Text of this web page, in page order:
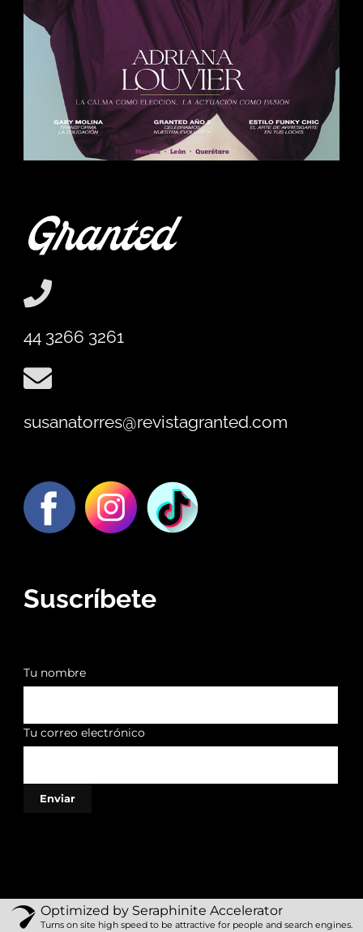
44 3266 3261
susanatorres@revistagranted.com
Suscríbete
Tu nombre
Tu correo electrónico
Optimized by Seraphinite Accelerator
Turns on site high speed to be attractive for people and search engines.